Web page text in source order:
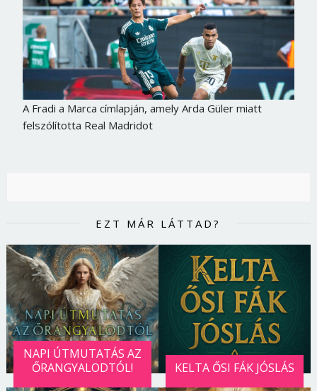
A Fradi a Marca címlapján, amely Arda Güler miatt
felszólította Real Madridot
EZT MÁR LÁTTAD?
NAPI ÚTMUTATÁS AZ
ŐRANGYALODTÓL!
KELTA ŐSI FÁK JÓSLÁS